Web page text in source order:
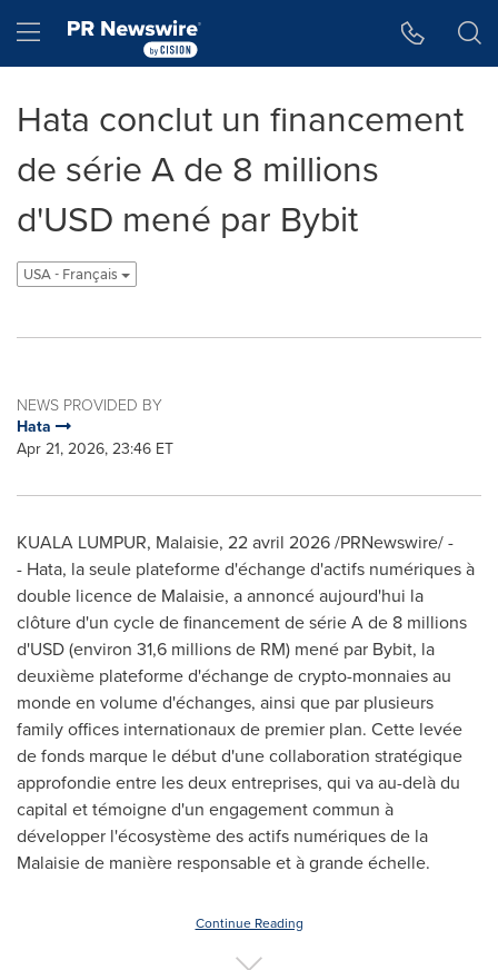
Hamburger menu
Hata conclut un financement
de série A de 8 millions
d'USD mené par Bybit
USA - Français
NEWS PROVIDED BY
Hata
Apr 21, 2026, 23:46 ET
KUALA LUMPUR, Malaisie, 22 avril 2026/PRNewswire/ -
- Hata, la seule plateforme d'échange d'actifs numériques à
double licence de Malaisie, a annoncé aujourd'hui la
clôture d'un cycle de financement de série A de 8 millions
d'USD (environ 31,6 millions de RM) mené par Bybit, la
deuxième plateforme d'échange de crypto-monnaies au
monde en volume d'échanges, ainsi que par plusieurs
family offices internationaux de premier plan. Cette levée
de fonds marque le début d'une collaboration stratégique
approfondie entre les deux entreprises, qui va au-delà du
capital et témoigne d'un engagement commun à
développer l'écosystème des actifs numériques de la
Malaisie de manière responsable et à grande échelle.
Continue Reading